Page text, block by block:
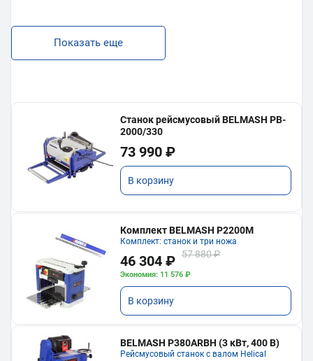
Показать еще
Станок рейсмусовый BELMASH PB-
2000/330
73 990 ₽
В корзину
Комплект BELMASH P2200M
Комплект: станок и три ножа
46 304 ₽ 57 880 ₽
Экономия: 11 576 ₽
В корзину
BELMASH P380ARBH (3 кВт, 400 В)
Рейсмусовый станок с валом Helical